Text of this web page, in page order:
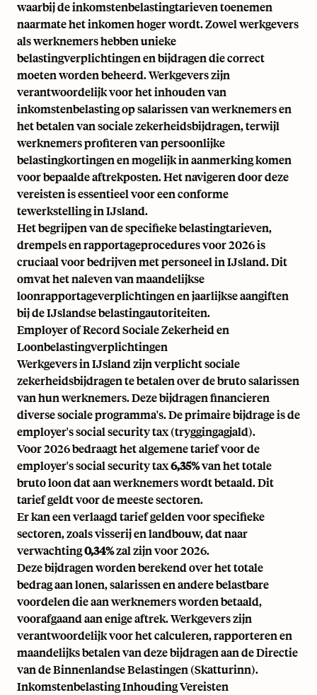
waarbij de inkomstenbelastingtarieven toenemen
naarmate het inkomen hoger wordt. Zowel werkgevers
als werknemers hebben unieke
belastingverplichtingen en bijdragen die correct
moeten worden beheerd. Werkgevers zijn
verantwoordelijk voor het inhouden van
inkomstenbelasting op salarissen van werknemers en
het betalen van sociale zekerheidsbijdragen, terwijl
werknemers profiteren van persoonlijke
belastingkortingen en mogelijk in aanmerking komen
voor bepaalde aftrekposten. Het navigeren door deze
vereisten is essentieel voor een conforme
tewerkstelling in IJsland.
Het begrijpen van de specifieke belastingtarieven,
drempels en rapportageprocedures voor 2026 is
cruciaal voor bedrijvenmet personeel in IJsland. Dit
omvat het naleven van maandelijkse
loonrapportageverplichtingen en jaarlijkse aangiften
bij de IJslandse belastingautoriteiten.
Employer of Record Sociale Zekerheid en
Loonbelastingverplichtingen
Werkgevers in IJsland zijn verplicht sociale
zekerheidsbijdragen te betalen over de bruto salarissen
van hun werknemers. Deze bijdragen financieren
diverse sociale programma's. De primaire bijdrage is de
employer's social security tax (tryggingagjald).
Voor 2026 bedraagt het algemene tarief voor de
employer's social security tax6,35%van het totale
bruto loon dat aan werknemers wordt betaald. Dit
tarief geldt voor de meeste sectoren.
Er kan een verlaagd tarief gelden voor specifieke
sectoren, zoals visserij en landbouw, dat naar
verwachting0,34%zal zijn voor 2026.
Deze bijdragen worden berekend over het totale
bedrag aan lonen, salarissen en andere belastbare
voordelen die aan werknemers worden betaald,
voorafgaand aan enige aftrek. Werkgevers zijn
verantwoordelijk voor het calculeren, rapporteren en
maandelijks betalen van deze bijdragen aan de Directie
van de Binnenlandse Belastingen (Skatturinn).
Inkomstenbelasting Inhouding Vereisten